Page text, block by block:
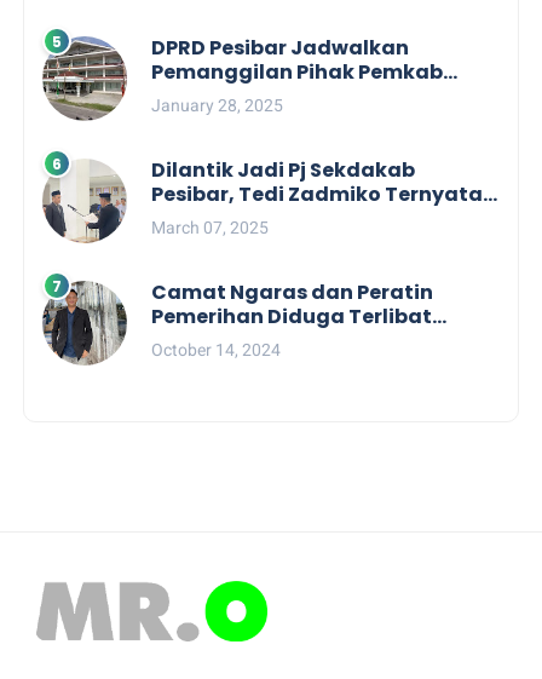
DPRD Pesibar Jadwalkan
Pemanggilan Pihak Pemkab
Terkait Nasib dan Status TKD di
Tahun 2025
January 28, 2025
Dilantik Jadi Pj Sekdakab
Pesibar, Tedi Zadmiko Ternyata
Punya Rekam Jejak Gemilang
March 07, 2025
Camat Ngaras dan Peratin
Pemerihan Diduga Terlibat
Politik Praktis, Mahasiswa
Pesibar Desak Bawaslu
October 14, 2024